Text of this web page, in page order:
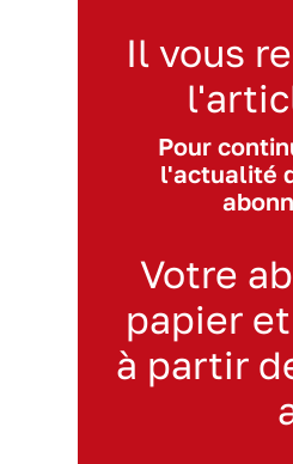
Il vous
Pour
l'actualité
Votre
papier
à partir